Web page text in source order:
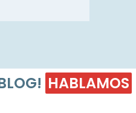
HABLAMOS